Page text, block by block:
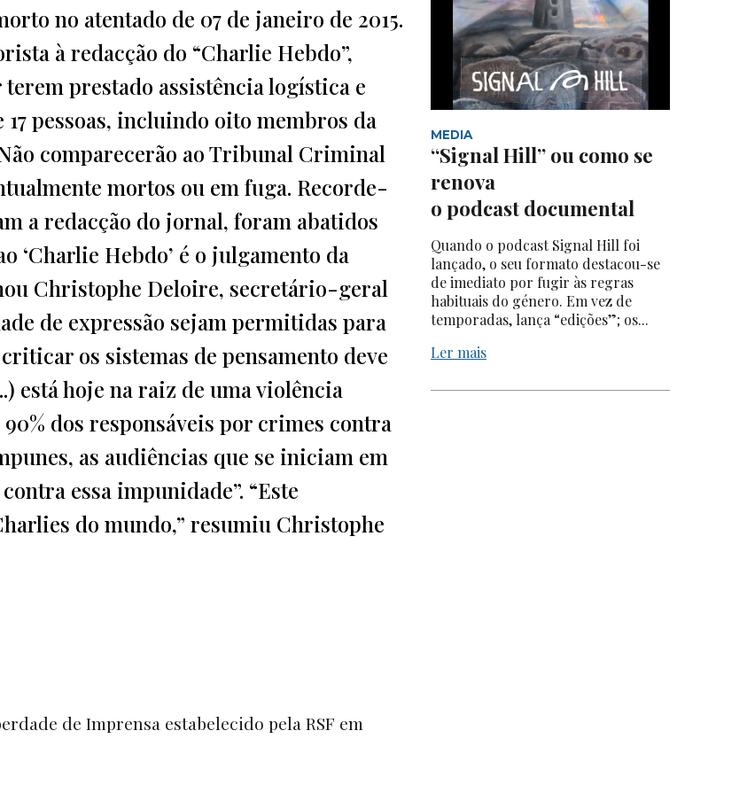
no atentado de 07 de janeiro de 2015.
à redacção do “Charlie Hebdo”,
prestado assistência logística e
pessoas, incluindo oito membros da
comparecerão ao Tribunal Criminal
mortos ou em fuga. Recorde-
a redacção do jornal, foram abatidos
‘Charlie Hebdo’ é o julgamento da
Christophe Deloire, secretário-geral
de expressão sejam permitidas para
os sistemas de pensamento deve
está hoje na raiz de uma violência
dos responsáveis por crimes contra
as audiências que se iniciam em
essa impunidade”. “Este
do mundo,” resumiu Christophe
de Imprensa estabelecido pela RSF em
MEDIA
“Signal Hill” ou como se
renova
o podcast documental
Quando o podcast Signal Hill foi
lançado, o seu formato destacou-se
de imediato por fugir às regras
habituais do género. Em vez de
temporadas, lança “edições”; os...
Ler mais